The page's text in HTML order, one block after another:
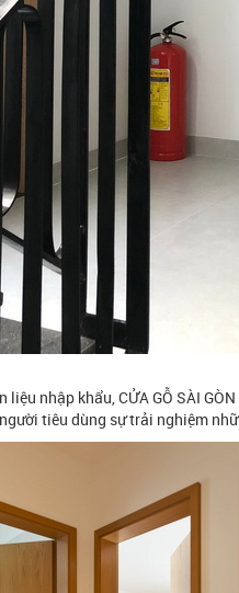
liệu nhập khẩu, CỬA GỖ SÀI
tiêu dùng sự trải nghiệm